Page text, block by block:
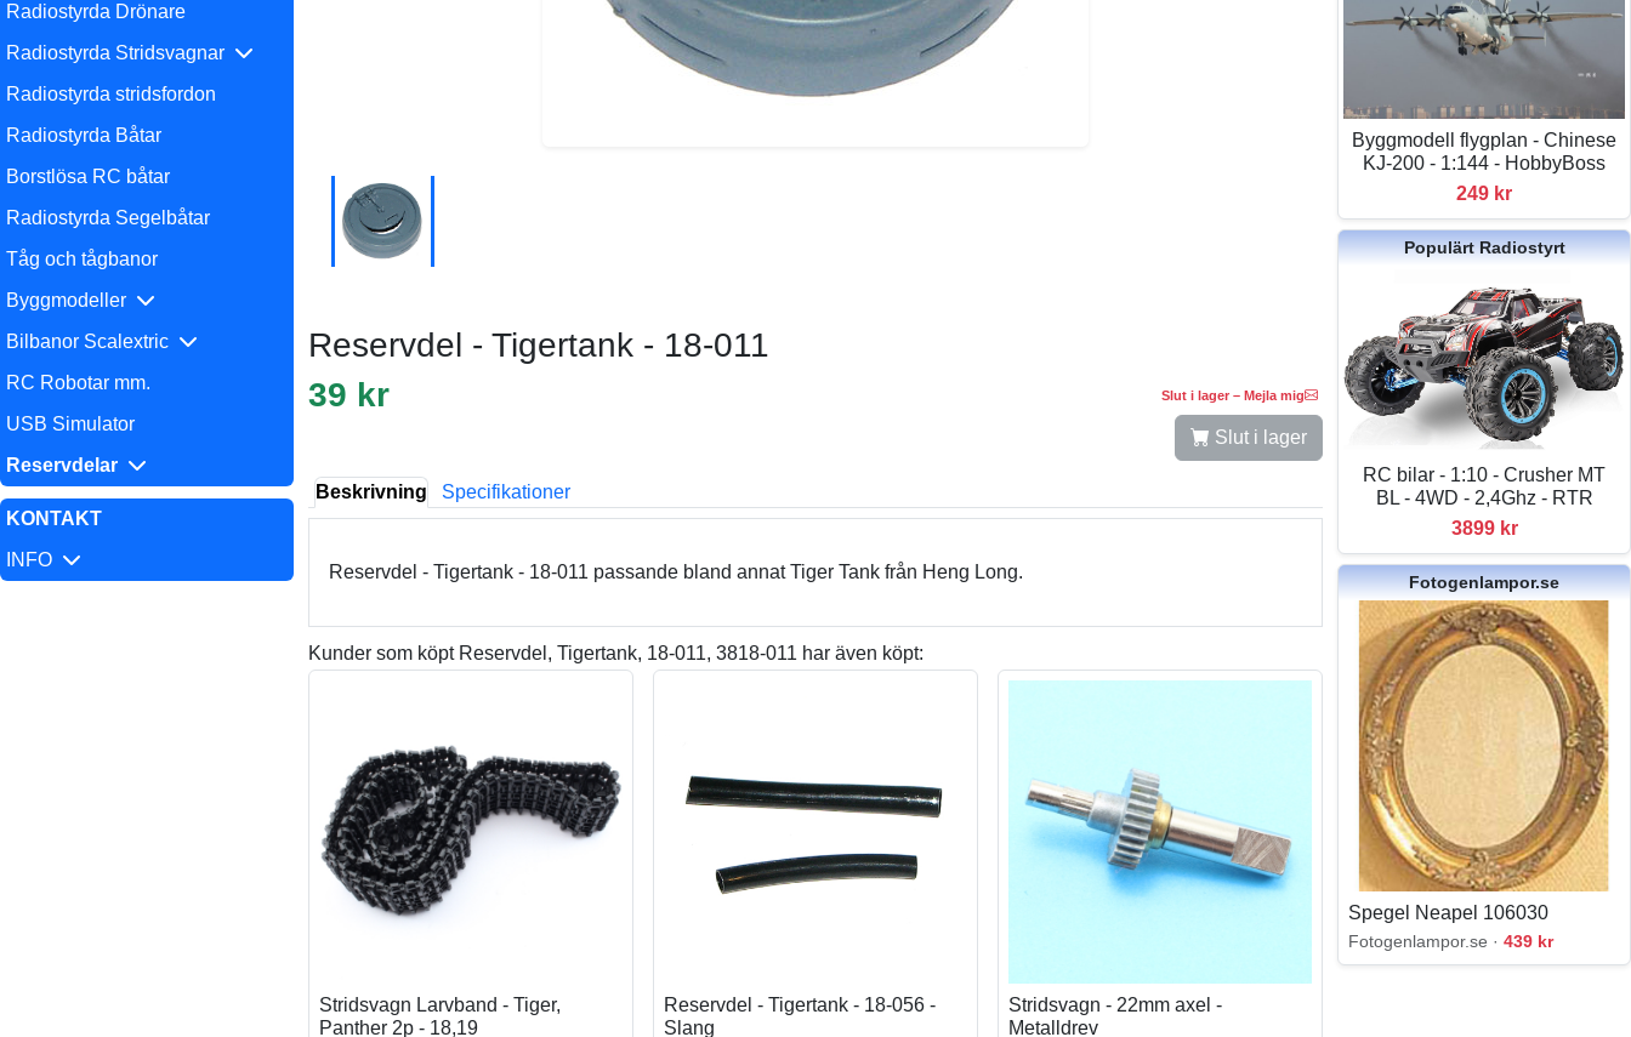
Radiostyrda Drönare
Radiostyrda Stridsvagnar
Radiostyrda stridsfordon
Radiostyrda Båtar
Borstlösa RC båtar
Radiostyrda Segelbåtar
Tåg och tågbanor
Byggmodeller
Bilbanor Scalextric
RC Robotar mm.
USB Simulator
Reservdelar
KONTAKT
INFO
Reservdel - Tigertank - 18-011
39 kr
Slut i lager – Mejla mig
Slut i lager
Beskrivning Specifikationer
Reservdel - Tigertank - 18-011 passande bland annat Tiger Tank från Heng Long.
Kunder som köpt Reservdel, Tigertank, 18-011, 3818-011 har även köpt:
Stridsvagn Larvband - Tiger,
Panther 2p - 18,19
Reservdel - Tigertank - 18-056 -
Slang
Stridsvagn - 22mm axel -
Metalldrev
Byggmodell flygplan - Chinese
KJ-200 - 1:144 - HobbyBoss
249 kr
Populärt Radiostyrt
RC bilar - 1:10 - Crusher MT
BL - 4WD - 2,4Ghz - RTR
3899 kr
Fotogenlampor.se
Spegel Neapel 106030
Fotogenlampor.se ·439 kr